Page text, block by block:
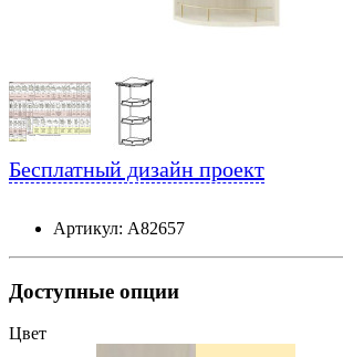
Бесплатный дизайн проект
Артикул: А82657
Доступные опции
Цвет